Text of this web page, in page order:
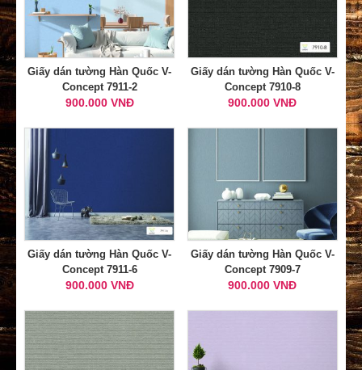
Giấy dán tường Hàn Quốc V-
Concept 7911-2
900.000 VNĐ
Giấy dán tường Hàn Quốc V-
Concept 7910-8
900.000 VNĐ
Giấy dán tường Hàn Quốc V-
Concept 7911-6
900.000 VNĐ
Giấy dán tường Hàn Quốc V-
Concept 7909-7
900.000 VNĐ